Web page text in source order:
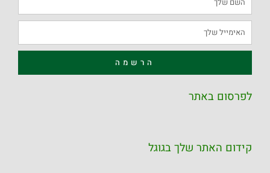
הרשמה
לפרסום באתר
קידום האתר שלך בגוגל